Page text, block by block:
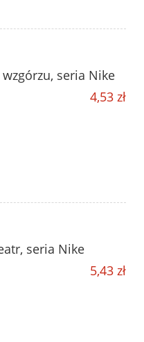
seria Nike
4,53 zł
seria Nike
5,43 zł